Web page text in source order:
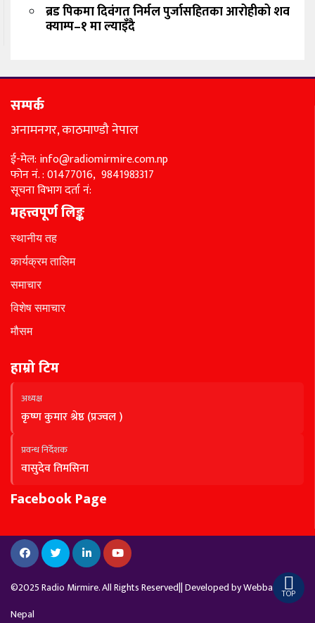
ब्रड पिकमा दिवंगत निर्मल पुर्जासहितका आरोहीको शव
क्याम्प–१ मा ल्याइँदै
सम्पर्क
अनामनगर, काठमाण्डौ नेपाल
ई-मेल: info@radiomirmire.com.np
फोन नं. : 01477016, 9841983317
सूचना विभाग दर्ता नं:
महत्त्वपूर्ण लिङ्क
स्थानीय तह
कार्यक्रम तालिम
समाचार
विशेष समाचार
मौसम
हाम्रो टिम
अध्यक्ष
कृष्ण कुमार श्रेष्ठ (प्रज्वल )
प्रवन्ध निर्देशक
वासुदेव तिमसिना
Facebook Page
©2025 Radio Mirmire. All Rights Reserved|| Developed byWebbank
Nepal
TOP